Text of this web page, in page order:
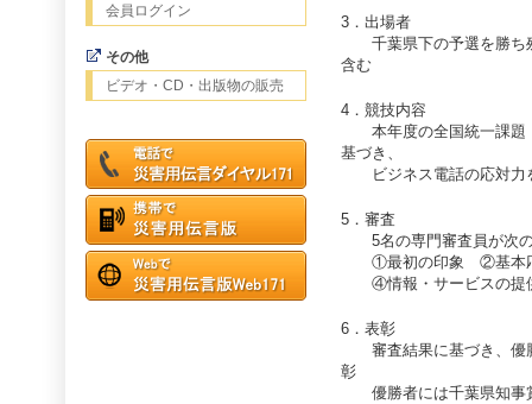
会員ログイン
その他
ビデオ・CD・出版物の販売
3．出場者
千葉県下の予選を勝ち
含む
4．競技内容
本年度の全国統一課題
基づき、
ビジネス電話の応対力
5．審査
5名の専門審査員が次の
①最初の印象 ②基本応
④情報・サービスの
6．表彰
審査結果に基づき、優
彰
優勝者には千葉県知事